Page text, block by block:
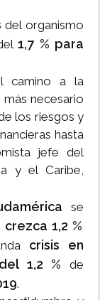
del organismo
1,7 % para
camino a la
necesario
los riesgos y
hasta
jefe del
y el Caribe,
se
crezca 1,2 %
crisis en
1,2 % de
.